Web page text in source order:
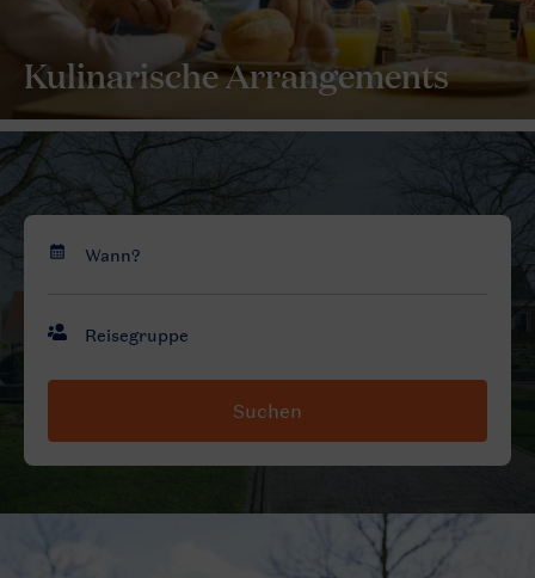
Kulinarische Arrangements
Suchen